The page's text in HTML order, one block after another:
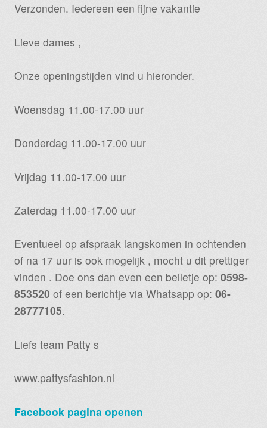
Verzonden. Iedereen een fijne vakantie
Lieve dames ,
Onze openingstijden vind u hieronder.
Woensdag 11.00-17.00 uur
Donderdag 11.00-17.00 uur
Vrijdag 11.00-17.00 uur
Zaterdag 11.00-17.00 uur
Eventueel op afspraak langskomen in ochtenden
of na 17 uur is ook mogelijk , mocht u dit prettiger
vinden . Doe ons dan even een belletje op:0598-
853520of een berichtje via Whatsapp op:06-
28777105.
Liefs team Patty s
www.pattysfashion.nl
Facebook pagina openen